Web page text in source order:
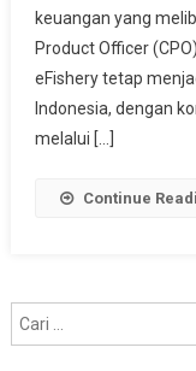
keuangan yang
Product Officer
eFishery tetap
Indonesia, dengan
melalui […]
Continue